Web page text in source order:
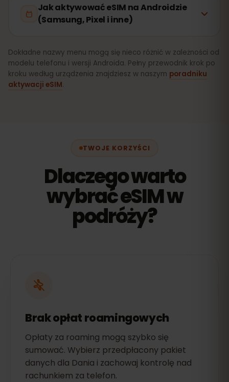
Jak aktywować eSIM na Androidzie
(Samsung, Pixel i inne)
Dokładne nazwy menu mogą się nieco różnić w zależności od
modelu telefonu i wersji Androida. Pełny przewodnik krok po
kroku według urządzenia znajdziesz w naszym poradniku
aktywacji eSIM.
TWOJE KORZYŚCI
Dlaczego warto
wybrać eSIM w
podróży?
Brak opłat roamingowych
Opłaty za roaming mogą szybko się
sumować. Wybierz przedpłacony pakiet
danych dla Dania i zachowaj kontrolę nad
rachunkiem za telefon.